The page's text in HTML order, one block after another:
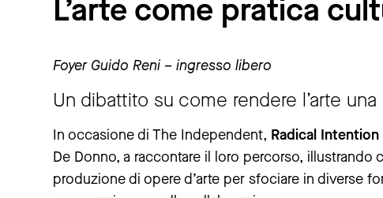
L’arte come pratica
Foyer Guido Reni – ingresso libero
Un dibattito su come rendere l’arte
In occasione di The Independent, Radical Intention
De Donno, a raccontare il loro percorso, illustrando
produzione di opere d’arte per sfociare in diverse